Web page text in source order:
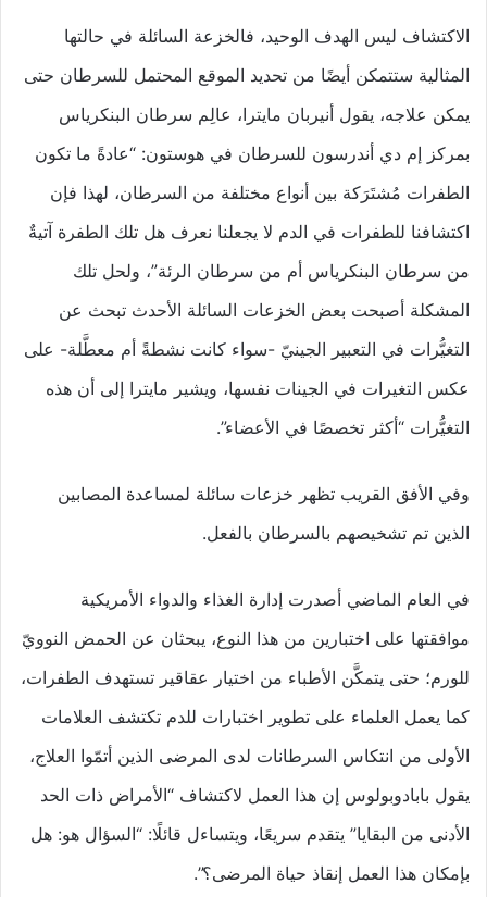
الاكتشاف ليس الهدف الوحيد، فالخزعة السائلة في حالتها
المثالية ستتمكن أيضًا من تحديد الموقع المحتمل للسرطان حتى
يمكن علاجه، يقول أنيربان مايترا، عالِم سرطان البنكرياس
بمركز إم دي أندرسون للسرطان في هوستون: “عادةً ما تكون
الطفرات مُشتَرَكة بين أنواع مختلفة من السرطان، لهذا فإن
اكتشافنا للطفرات في الدم لا يجعلنا نعرف هل تلك الطفرة آتيةٌ
من سرطان البنكرياس أم من سرطان الرئة”، ولحل تلك
المشكلة أصبحت بعض الخزعات السائلة الأحدث تبحث عن
التغيُّرات في التعبير الجينيّ -سواء كانت نشطةً أم معطَّلة- على
عكس التغيرات في الجينات نفسها، ويشير مايترا إلى أن هذه
التغيُّرات “أكثر تخصصًا في الأعضاء”.
وفي الأفق القريب تظهر خزعات سائلة لمساعدة المصابين
الذين تم تشخيصهم بالسرطان بالفعل.
في العام الماضي أصدرت إدارة الغذاء والدواء الأمريكية
موافقتها على اختبارين من هذا النوع، يبحثان عن الحمض النوويّ
للورم؛ حتى يتمكَّن الأطباء من اختيار عقاقير تستهدف الطفرات،
كما يعمل العلماء على تطوير اختبارات للدم تكتشف العلامات
الأولى من انتكاس السرطانات لدى المرضى الذين أتمّوا العلاج،
يقول بابادوبولوس إن هذا العمل لاكتشاف “الأمراض ذات الحد
الأدنى من البقايا” يتقدم سريعًا، ويتساءل قائلًا: “السؤال هو: هل
بإمكان هذا العمل إنقاذ حياة المرضى؟”.